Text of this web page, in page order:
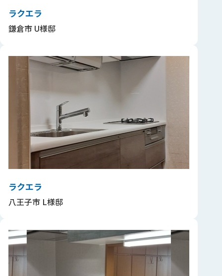
ラクエラ
鎌倉市 U様邸
ラクエラ
八王子市 L様邸